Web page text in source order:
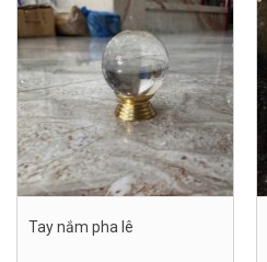
Tay nắm pha lê